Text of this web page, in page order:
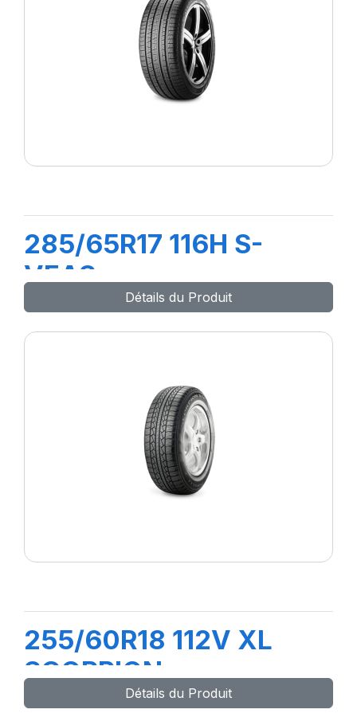
285/65R17 116H S-
VEAS
Détails du Produit
255/60R18 112V XL
SCORPION
Détails du Produit